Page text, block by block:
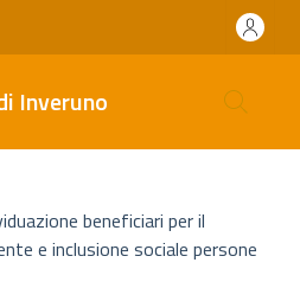
Inveruno
beneficiari per il
e inclusione sociale persone